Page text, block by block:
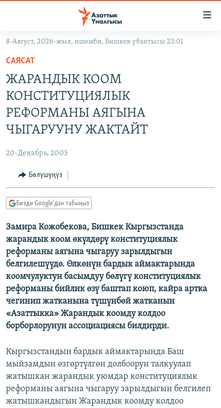
Навигацияга
өтүңүз
Издөөгө
салыңыз
САЯСАТ
ЭКОНОМИКА
ДҮЙНӨ
БОРБОР АЗИЯ
УКРАИНА
АТАЙЫН ИЛИКТӨӨ
БҮГҮН АЗАТТЫКТА
ЭКСПЕРТТЕР ТАЛДАЙТ
БИЗ ЖАНА ДҮЙНӨ
ЭЖЕ-СИҢДИЛЕР
АЗАТТЫК+
ЫҢГАЙСЫЗ СУРООЛОР
ПОДКАСТ
ӨЗГӨЧӨ ПИКИР
Русский
ОНЛАЙН ШЕРИНЕ
ЭЕ/АРнун бардык сайттары
8-Август, 2026-жыл, ишемби, Бишкек убактысы 23:01
САЯСАТ
ЖАРАНДЫК КООМ
КОНСТИТУЦИЯЛЫК
РЕФОРМАНЫ АЯГЫНА
ЧЫГАРУУНУ ЖАКТАЙТ
20-Декабрь, 2005
Бөлүшүңүз
Бизди Google'дан табыңыз
Замира Кожобекова, Бишкек Кыргызстанда
жарандык коом өкүлдөрү конституциялык
реформаны аягына чыгаруу зарылдыгын
белгилешүүдө. Өлкөнүн бардык аймактарында
коомчулуктун басымдуу бөлүгү конституциялык
реформаны бийлик өзү баштап коюп, кайра артка
чегинип жатканына түшүнбөй жатканын
«Азаттыкка» Жарандык коомду колдоо
борборлорунун ассоциациясы билдирди.
Кыргызстандын бардык аймактарында Баш
мыйзамдын өзгөртүлгөн долбоорун талкуулап
жатышкан жарандык уюмдар конституциялык
реформаны аягына чыгаруу зарылдыгын белгилеп
жатышкандыгын Жарандык коомду колдоо